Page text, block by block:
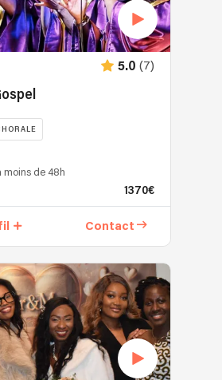
5.0 (7)
moins de 48h
1370€
Contact